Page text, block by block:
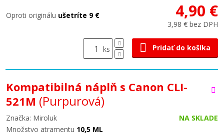
Oproti originálu ušetríte 9 € 4,90 €
3,98 € bez DPH
ks Pridať do košíka
Kompatibilná náplň s Canon CLI-
521M (Purpurová)
Značka: Miroluk
NA SKLADE
Množstvo atramentu 10,5 ML